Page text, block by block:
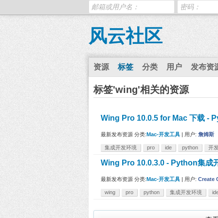
风云社区
资源 标签 分类 用户 发布资
标签'wing'相关的资源
Wing Pro 10.0.5 for Mac 下载 -
最新发布资源 分类: Mac-开发工具 用户: 詹姆斯
集成开发环境 pro ide python 开
Wing Pro 10.0.3.0 - Python集成
最新发布资源 分类: Mac-开发工具 用户: Create
wing pro python 集成开发环境